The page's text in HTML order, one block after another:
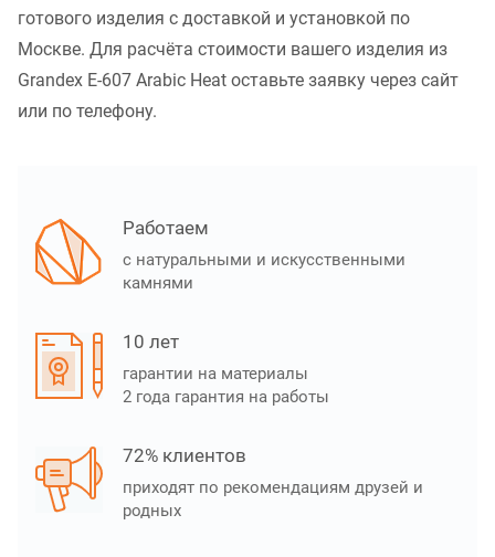
готового изделия с доставкой и установкой по
Москве. Для расчёта стоимости вашего изделия из
Grandex E-607 Arabic Heat оставьте заявку через сайт
или по телефону.
Работаем
с натуральными и искусственными
камнями
10 лет
гарантии на материалы
2 года гарантия на работы
72% клиентов
приходят по рекомендациям друзей и
родных